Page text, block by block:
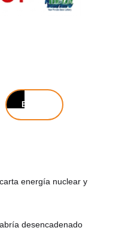
Buscar
energía nuclear y
desencadenado